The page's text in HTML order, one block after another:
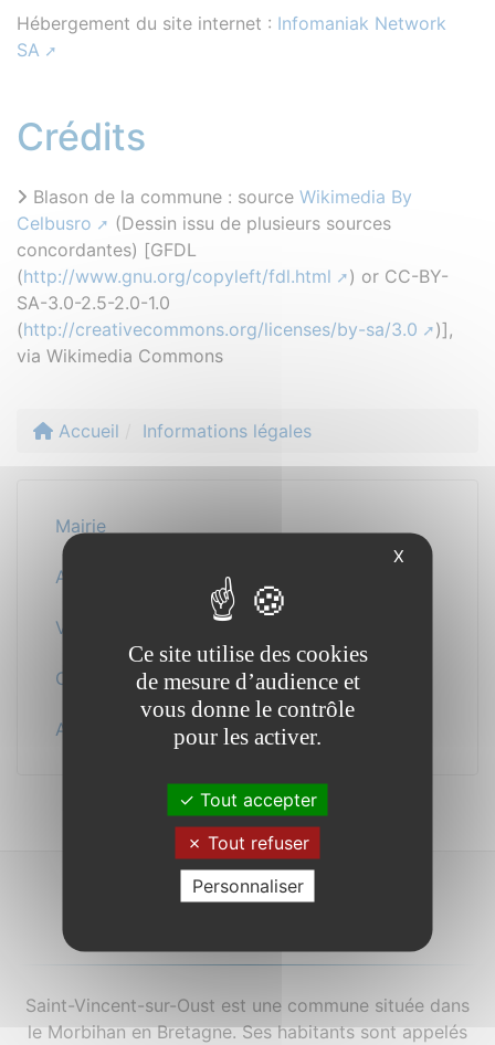
Hébergement du site internet : Infomaniak Network
SA
Crédits
Blason de la commune : source Wikimedia By
Celbusro
(Dessin issu de plusieurs sources
concordantes) [GFDL
(http://www.gnu.org/copyleft/fdl.html
) or CC-BY-
SA-3.0-2.5-2.0-1.0
(http://creativecommons.org/licenses/by-sa/3.0
)],
via Wikimedia Commons
Accueil Informations légales
Mairie
Au quotidien
Vos démarches
Cadre de vie
Actualité
Saint-Vincent-sur-Oust est une commune située dans
le Morbihan en Bretagne. Ses habitants sont appelés
X
Ce site utilise des cookies
de mesure d’audience et
vous donne le contrôle
pour les activer.
Tout accepter
Tout refuser
Personnaliser